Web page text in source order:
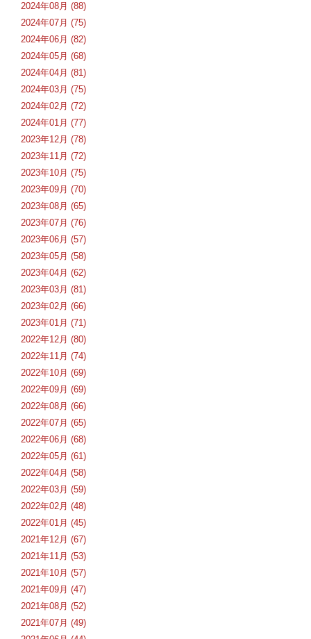
2024年08月 (88)
2024年07月 (75)
2024年06月 (82)
2024年05月 (68)
2024年04月 (81)
2024年03月 (75)
2024年02月 (72)
2024年01月 (77)
2023年12月 (78)
2023年11月 (72)
2023年10月 (75)
2023年09月 (70)
2023年08月 (65)
2023年07月 (76)
2023年06月 (57)
2023年05月 (58)
2023年04月 (62)
2023年03月 (81)
2023年02月 (66)
2023年01月 (71)
2022年12月 (80)
2022年11月 (74)
2022年10月 (69)
2022年09月 (69)
2022年08月 (66)
2022年07月 (65)
2022年06月 (68)
2022年05月 (61)
2022年04月 (58)
2022年03月 (59)
2022年02月 (48)
2022年01月 (45)
2021年12月 (67)
2021年11月 (53)
2021年10月 (57)
2021年09月 (47)
2021年08月 (52)
2021年07月 (49)